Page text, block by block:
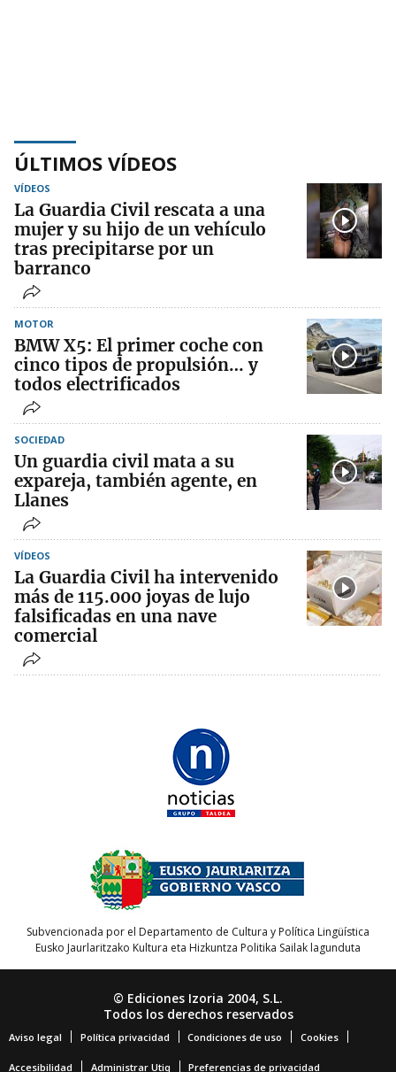
ÚLTIMOS VÍDEOS
VÍDEOS
La Guardia Civil rescata a una
mujer y su hijo de un vehículo
tras precipitarse por un
barranco
MOTOR
BMW X5: El primer coche con
cinco tipos de propulsión… y
todos electrificados
SOCIEDAD
Un guardia civil mata a su
expareja, también agente, en
Llanes
VÍDEOS
La Guardia Civil ha intervenido
más de 115.000 joyas de lujo
falsificadas en una nave
comercial
Subvencionada por el Departamento de Cultura y Política Lingüística
Eusko Jaurlaritzako Kultura eta Hizkuntza Politika Sailak lagunduta
© Ediciones Izoria 2004, S.L.
Todos los derechos reservados
Aviso legal Política privacidad Condiciones de uso Cookies
Accesibilidad Administrar Utiq Preferencias de privacidad